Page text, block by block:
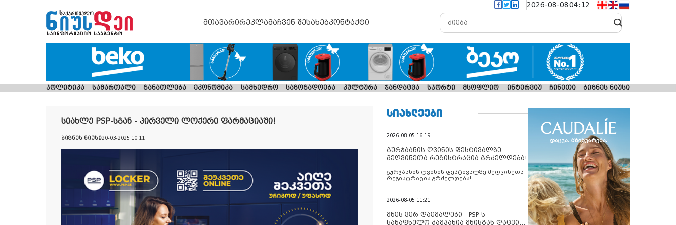
2026-08-0804:12
მთავარირეკლამაჩვენ შესახებკონტაქტი
პოლიტიკა სამართალი განათლება ეკონომიკა სამხედრო საზოგადოება კულტურა ჯანდაცვა სპორტი მსოფლიო ინტერვიუ ჩინეთი ბიზნეს ნიუსი
სიახლე PSP-სგან - პირველი ლოქერი ფარმაციაში!
ბიზნეს ნიუსი20-03-2025 10:11
ᲡᲘᲐᲮᲚᲔᲔᲑᲘ
2026-08-05 16:19
გურჯაანის ღვინის ფესტივალზე
მეღვინეთა რეგისტრაცია გრძელდება!
გურჯაანის ღვინის ფესტივალზე მეღვინეთა
რეგისტრაცია გრძელდება!
2026-08-05 11:21
მზეს ვერ დაემალები - PSP-ს
საზაფხულო კამპანია მზისგან დაცვის